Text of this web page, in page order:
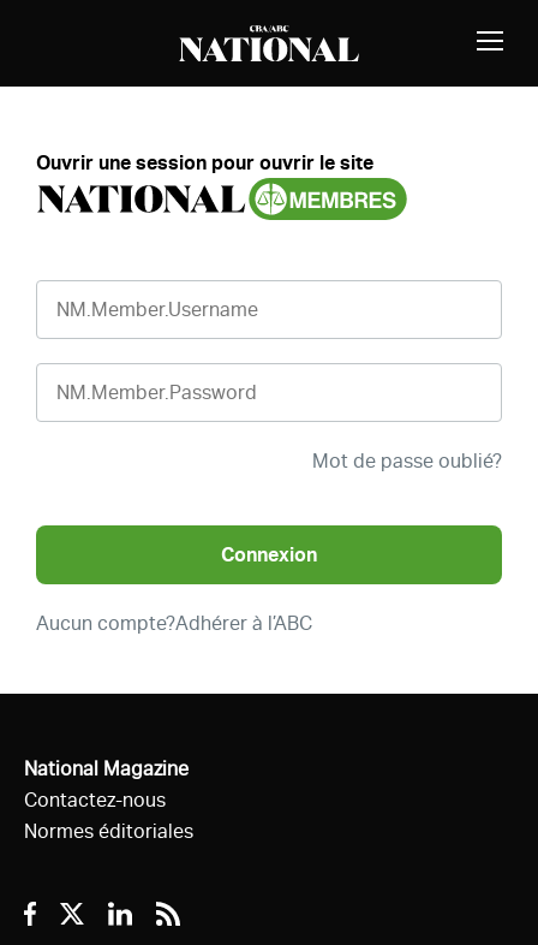
Ouvrir une session pour ouvrir le site
Mot de passe oublié?
Connexion
Aucun compte?Adhérer à l’ABC
National Magazine
Contactez-nous
Normes éditoriales
Facebook
TwitterLinkedin
RSS